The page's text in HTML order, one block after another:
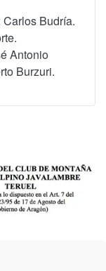
Budría.
Antonio
Burzuri.